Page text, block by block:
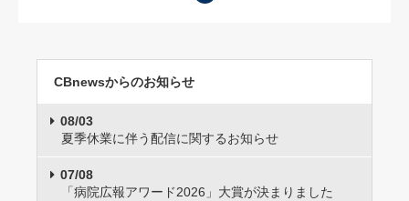
CBnewsからのお知らせ
08/03
夏季休業に伴う配信に関するお知らせ
07/08
「病院広報アワード2026」大賞が決まりました